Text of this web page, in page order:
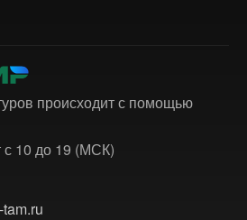
происходит с помощью
с 10 до 19 (МСК)